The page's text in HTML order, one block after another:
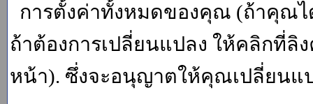
การตั้งค่าทั้งหมดของคุณ (ถ้าคุณไ
ถ้าต้องการเปลี่ยนแปลง ให้คลิกที่ลิ
หน้า). ซึ่งจะอนุญาตให้คุณเปลี่ยนแ